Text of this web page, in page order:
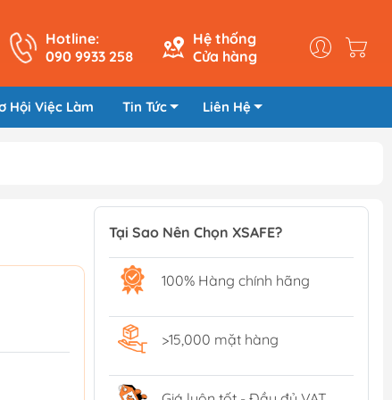
Hotline:
090 9933 258
Hệ thống
Cửa hàng
Hội Việc Làm Tin Tức Liên Hệ
Tại Sao Nên Chọn XSAFE?
100% Hàng chính hãng
>15,000 mặt hàng